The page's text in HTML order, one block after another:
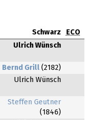
Schwarz
ECO
Ulrich Wünsch
Bernd Grill (2182)
Ulrich Wünsch
Steffen Geutner
(1846)